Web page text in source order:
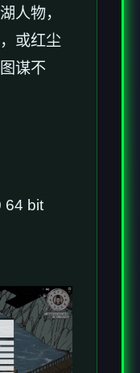
人物，
或红尘
谋不
64 bit